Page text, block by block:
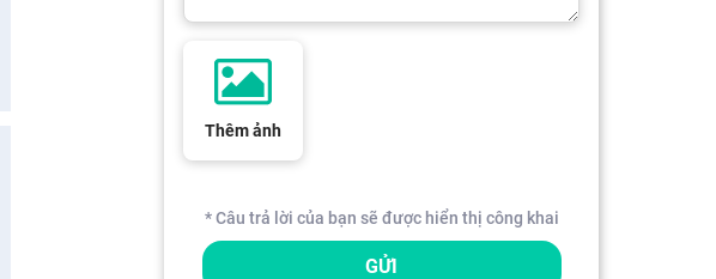
Thêm ảnh
* Câu trả lời của bạn sẽ được hiển thị công khai
GỬI